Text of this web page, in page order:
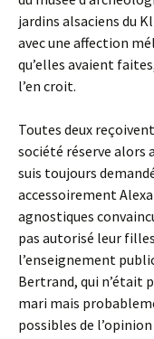
jardins alsaciens du
avec une affection
qu’elles avaient
l’en croit.
Toutes deux
société réserve alors
suis toujours
accessoirement
agnostiques
pas autorisé leur
l’enseignement
Bertrand, qui n’était
mari mais
possibles de